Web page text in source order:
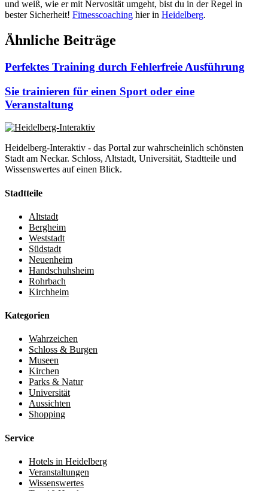
und weiß, wie er mit Nervosität umgeht, bist du in der Regel in
bester Sicherheit! Fitnesscoaching hier in Heidelberg.
Ähnliche Beiträge
Perfektes Training durch Fehlerfreie Ausführung
Sie trainieren für einen Sport oder eine
Veranstaltung
Heidelberg-Interaktiv - das Portal zur wahrscheinlich schönsten
Stadt am Neckar. Schloss, Altstadt, Universität, Stadtteile und
Wissenswertes auf einen Blick.
Stadtteile
Altstadt
Bergheim
Weststadt
Südstadt
Neuenheim
Handschuhsheim
Rohrbach
Kirchheim
Kategorien
Wahrzeichen
Schloss & Burgen
Museen
Kirchen
Parks & Natur
Universität
Aussichten
Shopping
Service
Hotels in Heidelberg
Veranstaltungen
Wissenswertes